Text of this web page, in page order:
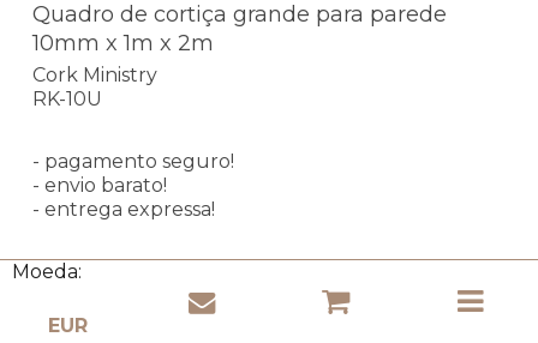
Moeda:
Quadro de cortiça grande para parede
10mm x 1m x 2m
Cork Ministry
RK-10U
- pagamento seguro!
- envio barato!
- entrega expressa!
Em stock